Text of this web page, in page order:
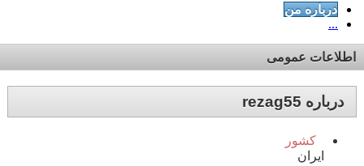
درباره من
...
اطلاعات عمومی
درباره rezag55
کشور
ایران